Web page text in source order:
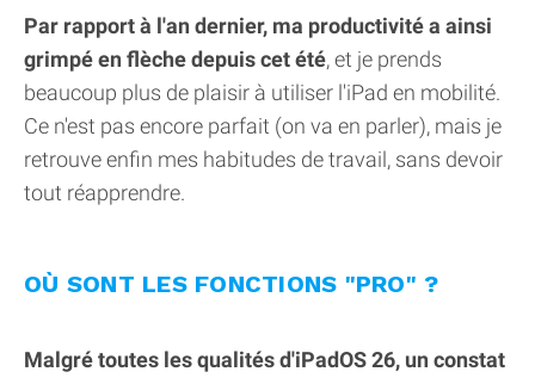
Par rapport à l'an dernier, ma productivité a ainsi
grimpé en flèche depuis cet été, et je prends
beaucoup plus de plaisir à utiliser l'iPad en mobilité.
Ce n'est pas encore parfait (on va en parler), mais je
retrouve enfin mes habitudes de travail, sans devoir
tout réapprendre.
OÙ SONT LES FONCTIONS "PRO" ?
Malgré toutes les qualités d'iPadOS 26, un constat